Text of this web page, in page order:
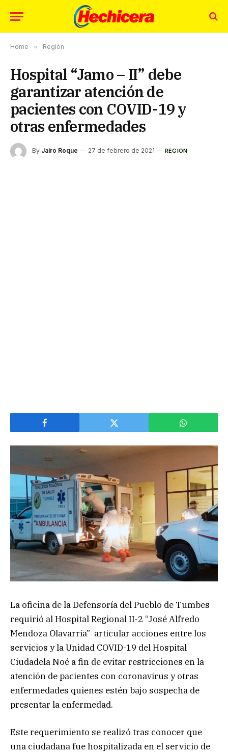
Home » Región
Hospital “Jamo – II” debe
garantizar atención de
pacientes con COVID-19 y
otras enfermedades
By Jairo Roque 27 de febrero de 2021 REGIÓN
La oficina de la Defensoría del Pueblo de Tumbes
requirió al Hospital Regional II-2 “José Alfredo
Mendoza Olavarría” articular acciones entre los
servicios y la Unidad COVID-19 del Hospital
Ciudadela Noé a fin de evitar restricciones en la
atención de pacientes con coronavirus y otras
enfermedades quienes estén bajo sospecha de
presentar la enfermedad.
Este requerimiento se realizó tras conocer que
una ciudadana fue hospitalizada en el servicio de